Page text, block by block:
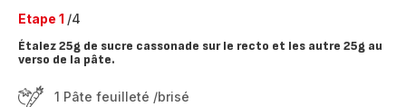
Etape 1 /4
Étalez 25g de sucre cassonade sur le recto et les autre 25g au
verso de la pâte.
1 Pâte feuilleté /brisé